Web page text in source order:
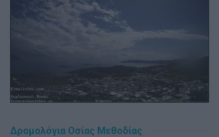
Δρομολόγια Οσίας Μεθοδίας